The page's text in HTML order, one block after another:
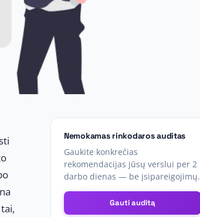
Nemokamas rinkodaros auditas
Gaukite konkrečias
rekomendacijas jūsų verslui per 2
darbo dienas — be įsipareigojimų.
Gauti auditą